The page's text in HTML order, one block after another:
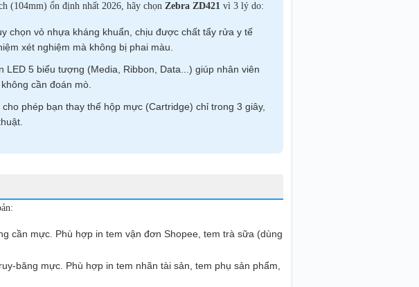
(104mm) ổn định nhất 2026, hãy chọn Zebra ZD421vì 3 lý do:
chọn vỏ nhựa kháng khuẩn, chịu được chất tẩy rửa y tế
xét nghiệm mà không bị phai màu.
LED 5 biểu tượng (Media, Ribbon, Data...) giúp nhân viên
cần đoán mò.
cho phép bạn thay thế hộp mực (Cartridge) chỉ trong 3 giây,
cần mực. Phù hợp in tem vận đơn Shopee, tem trà sữa (dùng
băng mực. Phù hợp in tem nhãn tài sản, tem phụ sản phẩm,